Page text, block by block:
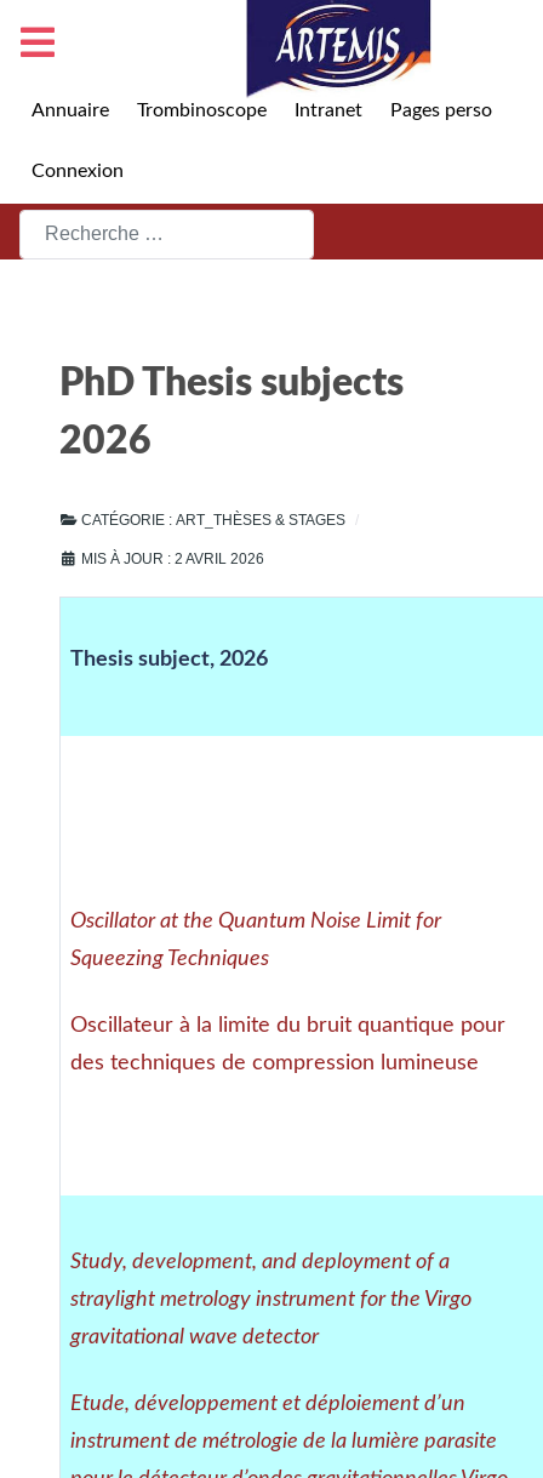
Annuaire Trombinoscope Intranet Pages perso
Connexion
Rechercher
PhD Thesis subjects
2026
CATÉGORIE : ART_THÈSES & STAGES
MIS À JOUR : 2 AVRIL 2026
Thesis subject, 2026
Oscillator at the Quantum Noise Limit for
Squeezing Techniques
Oscillateur à la limite du bruit quantique pour
des techniques de compression lumineuse
Study, development, and deployment of a
straylight metrology instrument for the Virgo
gravitational wave detector
Etude, développement et déploiement d’un
instrument de métrologie de la lumière parasite